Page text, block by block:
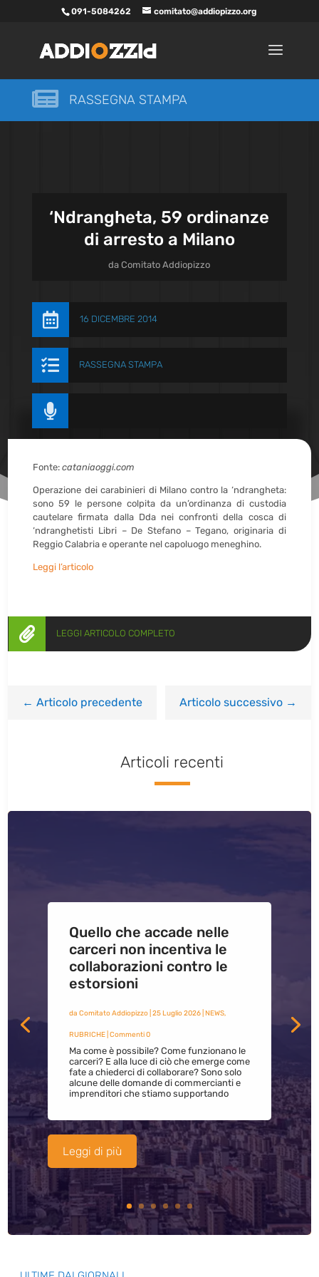
091-5084262 comitato@addiopizzo.org
 RASSEGNA STAMPA
‘Ndrangheta, 59 ordinanze
di arresto a Milano
daComitato Addiopizzo
 16 DICEMBRE 2014
 RASSEGNA STAMPA

Fonte:cataniaoggi.com
Operazione dei carabinieri di Milano contro la ‘ndrangheta:
sono 59 le persone colpita da un’ordinanza di custodia
cautelare firmata dalla Dda nei confronti della cosca di
‘ndranghetisti Libri – De Stefano – Tegano, originaria di
Reggio Calabria e operante nel capoluogo meneghino.
Leggi l’articolo
 LEGGI ARTICOLO COMPLETO
←Articolo precedente Articolo successivo→
Articoli recenti
Quello che accade nelle
carceri non incentiva le
collaborazioni contro le
estorsioni
da Comitato Addiopizzo| 25 Luglio 2026| NEWS,
RUBRICHE| Commenti 0
Ma come è possibile? Come funzionano le
carceri? E alla luce di ciò che emerge come
fate a chiederci di collaborare? Sono solo
alcune delle domande di commercianti e
imprenditori che stiamo supportando
Leggi di più